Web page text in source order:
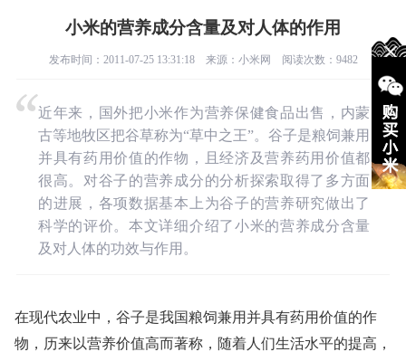
小米的营养成分含量及对人体的作用
发布时间：2011-07-25 13:31:18 来源： 小米网 阅读次数：9482
近年来，国外把小米作为营养保健食品出售，内蒙
古等地牧区把谷草称为“草中之王”。谷子是粮饲兼用
并具有药用价值的作物，且经济及营养药用价值都
很高。对谷子的营养成分的分析探索取得了多方面
的进展，各项数据基本上为谷子的营养研究做出了
科学的评价。本文详细介绍了小米的营养成分含量
及对人体的功效与作用。
在现代农业中，谷子是我国粮饲兼用并具有药用价值的作
物，历来以营养价值高而著称，随着人们生活水平的提高，